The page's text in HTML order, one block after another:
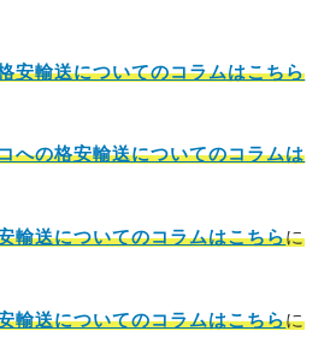
安輸送についてのコラムはこちら
への格安輸送についてのコラムは
輸送についてのコラムはこちらに
輸送についてのコラムはこちらに